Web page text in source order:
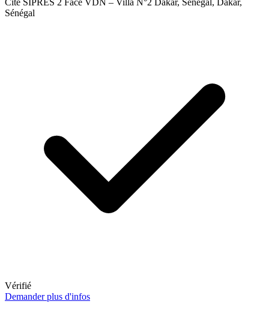
Sénégal
Vérifié
Demander plus d'infos